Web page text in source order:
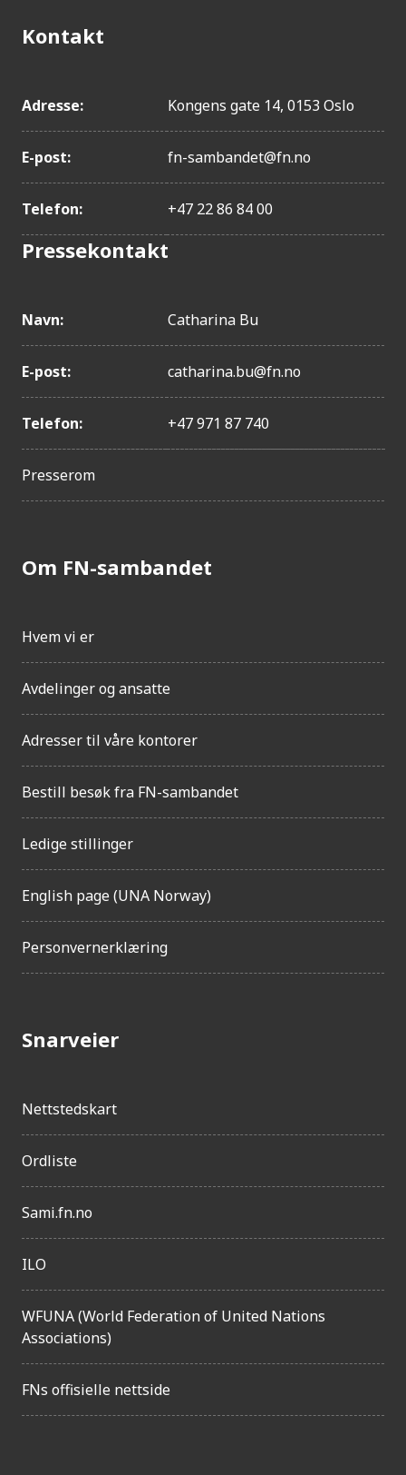
Kontakt
Adresse: Kongens gate 14, 0153 Oslo
E-post: fn-sambandet@fn.no
Telefon: +47 22 86 84 00
Pressekontakt
Navn: Catharina Bu
E-post: catharina.bu@fn.no
Telefon: +47 971 87 740
Presserom
Om FN-sambandet
Hvem vi er
Avdelinger og ansatte
Adresser til våre kontorer
Bestill besøk fra FN-sambandet
Ledige stillinger
English page (UNA Norway)
Personvernerklæring
Snarveier
Nettstedskart
Ordliste
Sami.fn.no
ILO
WFUNA (World Federation of United Nations
Associations)
FNs offisielle nettside